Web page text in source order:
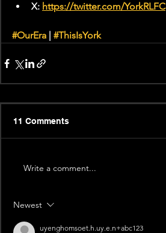
X: https://twitter.com/YorkRLFC
#OurEra #ThisIsYork
11 Comments
Write a comment...
Newest
uyenghomsoet.h.uy.e.n+abc123